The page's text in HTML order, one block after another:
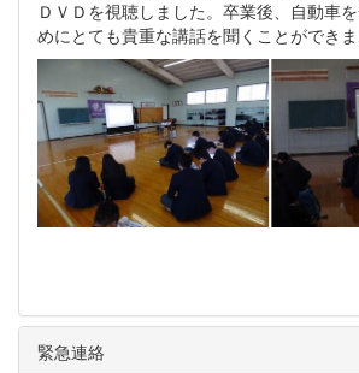
ＤＶＤを視聴しました。卒業後、自動車
めにとても貴重な講話を聞くことができま
緊急連絡